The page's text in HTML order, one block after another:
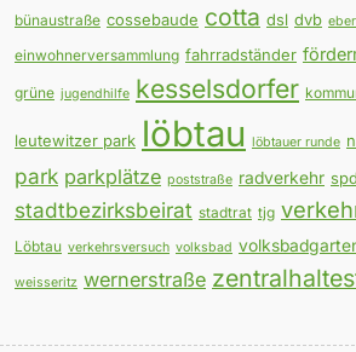
bünaustraße cossebaude cotta dsl dvb
einwohnerversammlung fahrradständer
grüne jugendhilfe kesselsdorfer
leutewitzer park löbtau löbtauer runde
park parkplätze poststraße radverkehr spd
stadtbezirksbeirat stadtrat tjg
Löbtau verkehrsversuch volksbad
weisseritz wernerstraße